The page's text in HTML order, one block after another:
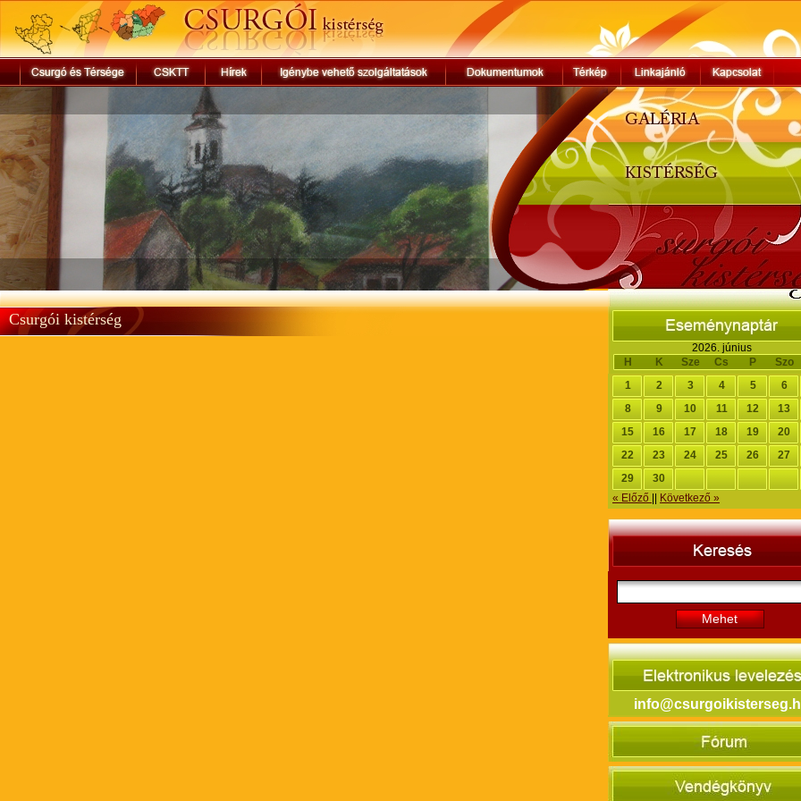
Csurgói kistérség
2026. június
H
K Sze Cs P
Szo
1
2 3 4 5
6
8
9 10 11 12
13
15
16 17 18 19
20
22
23 24 25 26
27
29
30
« Előző
Következő »
Mehet